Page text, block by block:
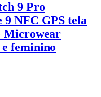
9 Pro
9 NFC GPS tela
Microwear
feminino